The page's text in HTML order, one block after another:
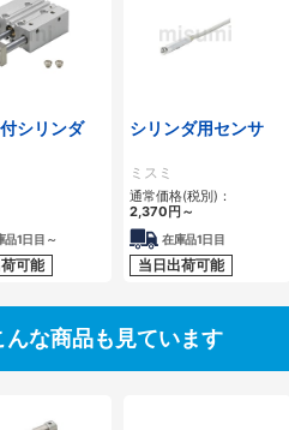
シリンダ
品1日目～
可能
シリンダ用センサ
ミスミ
通常価格(税別)：
2,370 円 ～
在庫品1日目
当日出荷可能
な商品も見ています